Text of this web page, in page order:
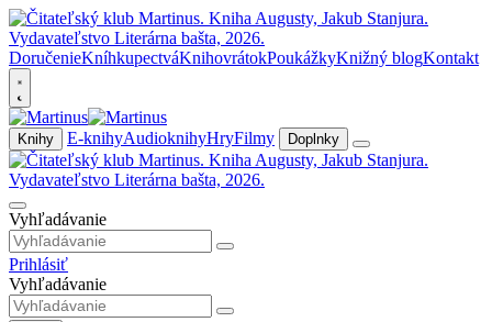
DoručenieKníhkupectváKnihovrátokPoukážkyKnižný blogKontakt
Knihy E-knihyAudioknihyHryFilmy Doplnky
Vyhľadávanie
Prihlásiť
Vyhľadávanie